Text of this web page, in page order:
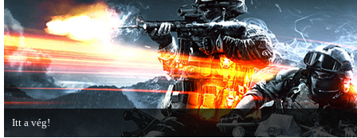
van a Ghost Recon: Future Soldier
következő epizódja.
Itt a vég!